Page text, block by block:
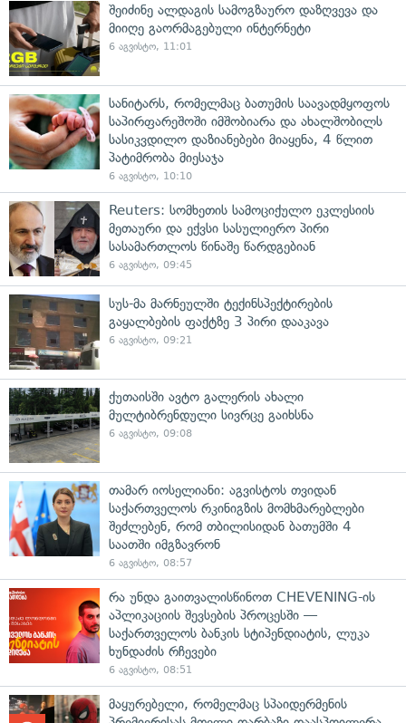
შეიძინე ალდაგის სამოგზაურო დაზღვევა და
მიიღე გაორმაგებული ინტერნეტი
6 აგვისტო, 11:01
სანიტარს, რომელმაც ბათუმის საავადმყოფოს
საპირფარეშოში იმშობიარა და ახალშობილს
სასიკვდილო დაზიანებები მიაყენა, 4 წლით
პატიმრობა მიესაჯა
6 აგვისტო, 10:10
Reuters: სომხეთის სამოციქულო ეკლესიის
მეთაური და ექვსი სასულიერო პირი
სასამართლოს წინაშე წარდგებიან
6 აგვისტო, 09:45
სუს-მა მარნეულში ტექინსპექტირების
გაყალბების ფაქტზე 3 პირი დააკავა
6 აგვისტო, 09:21
ქუთაისში ავტო გალერის ახალი
მულტიბრენდული სივრცე გაიხსნა
6 აგვისტო, 09:08
თამარ იოსელიანი: აგვისტოს თვიდან
საქართველოს რკინიგზის მომხმარებლები
შეძლებენ, რომ თბილისიდან ბათუმში 4
საათში იმგზავრონ
6 აგვისტო, 08:57
რა უნდა გაითვალისწინოთ CHEVENING-ის
აპლიკაციის შევსების პროცესში —
საქართველოს ბანკის სტიპენდიატის, ლუკა
ხუნდაძის რჩევები
6 აგვისტო, 08:51
მაყურებელი, რომელმაც სპაიდერმენის